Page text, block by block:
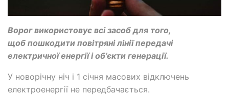
Ворог використовує всі засоб для того,
щоб пошкодити повітряні лінії передачі
електричної енергії і об’єкти генерації.
У новорічну ніч і 1 січня масових відключень
електроенергії не передбачається.